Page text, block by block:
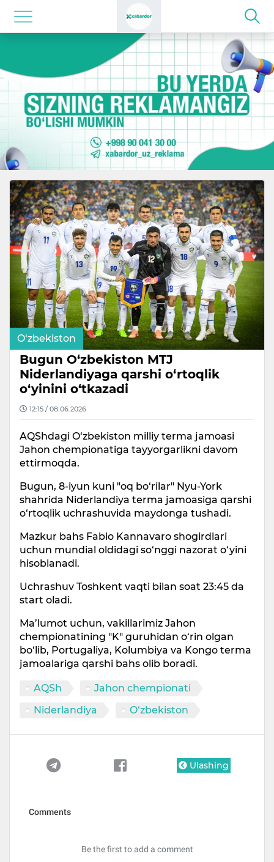
O‘zbekiston
Bugun O‘zbekiston MTJ
Niderlandiyaga qarshi o‘rtoqlik
o‘yinini o‘tkazadi
12:15 / 08.06.2026
AQShdagi O‘zbekiston milliy terma jamoasi
Jahon chempionatiga tayyorgarlikni davom
ettirmoqda.
Bugun, 8-iyun kuni "oq bo‘rilar" Nyu-York
shahrida Niderlandiya terma jamoasiga qarshi
o‘rtoqlik uchrashuvida maydonga tushadi.
Mazkur bahs Fabio Kannavaro shogirdlari
uchun mundial oldidagi so‘nggi nazorat o‘yini
hisoblanadi.
Uchrashuv Toshkent vaqti bilan soat 23:45 da
start oladi.
Ma’lumot uchun, vakillarimiz Jahon
chempionatining "K" guruhidan o‘rin olgan
bo‘lib, Portugaliya, Kolumbiya va Kongo terma
jamoalariga qarshi bahs olib boradi.
AQSh
Jahon chempionati
Niderlandiya
O‘zbekiston
Ulashing